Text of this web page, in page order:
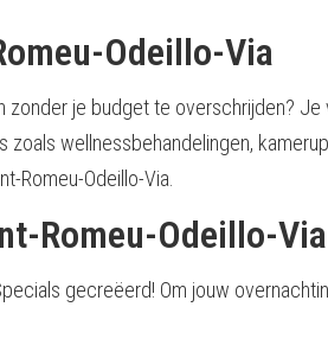
Odeillo-Via
zonder je budget te overschrijden?
zoals wellnessbehandelingen,
Romeu-Odeillo-Via.
Romeu-Odeillo-
gecreëerd! Om jouw